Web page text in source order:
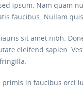
ipsum. Nam quam
faucibus. Nullam
sit amet nibh.
eleifend sapien.
in faucibus orci